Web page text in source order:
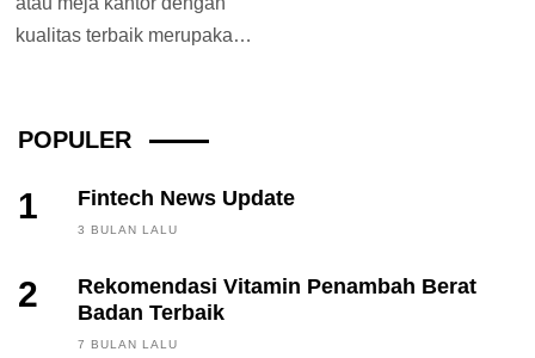
kualitas terbaik merupakan
para...
POPULER
1 Fintech News Update
3 BULAN LALU
2
Rekomendasi Vitamin Penambah Berat
Badan Terbaik
7 BULAN LALU